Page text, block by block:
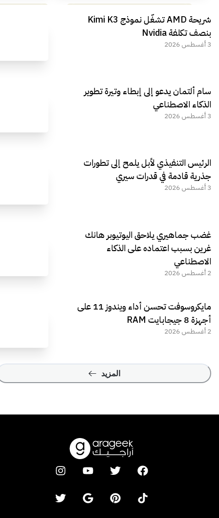
مراجعة شاملة لعملاق الألعاب
الجديد REDMAGIC 11 AIR
شريحة AMD تشغّل نموذج Kimi K3
بنصف تكلفة Nvidia
3 أغسطس 2026
سام ألتمان يدعو إلى إبطاء وتيرة تطوير
الذكاء الاصطناعي
3 أغسطس 2026
الرئيس التنفيذي لأبل يلمح إلى تطورات
جذرية قادمة في قدرات سيري
3 أغسطس 2026
غضب جماهيري يلاحق اليوتيوبر هانك
غرين بسبب اعتماده على الذكاء
الاصطناعي
2 أغسطس 2026
مايكروسوفت تحسن أداء ويندوز 11 على
أجهزة 8 جيجابايت RAM
2 أغسطس 2026
المزيد